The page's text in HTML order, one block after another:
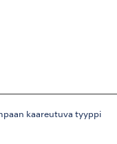
kaareutuva tyyppi